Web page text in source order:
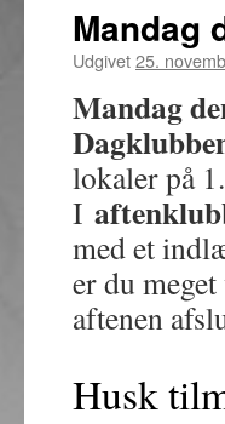
Mandag
Udgivet25.
Mandag
lokaler på
I
med et
er du
aftenen
Husk